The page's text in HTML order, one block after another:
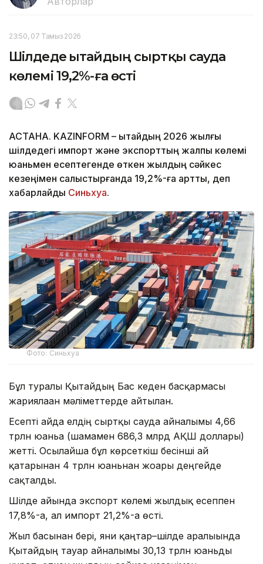
23:50, 07 Тамыз 2026
Шілдеде Қытайдың сыртқы сауда
көлемі 19,2%-ға өсті
АСТАНА. KAZINFORM – Қытайдың 2026 жылғы
шілдедегі импорт және экспорттың жалпы көлемі
юаньмен есептегенде өткен жылдың сәйкес
кезеңімен салыстырғанда 19,2%-ға артты, деп
хабарлайды Синьхуа.
Фото: Синьхуа
Бұл туралы Қытайдың Бас кеден басқармасы
жариялаған мәліметтерде айтылған.
Есепті айда елдің сыртқы сауда айналымы 4,66
трлн юаньға (шамамен 686,3 млрд АҚШ доллары)
жетті. Осылайша бұл көрсеткіш бесінші ай
қатарынан 4 трлн юаньнан жоғары деңгейде
сақталды.
Шілде айында экспорт көлемі жылдық есеппен
17,8%-ға, ал импорт 21,2%-ға өсті.
Жыл басынан бері, яғни қаңтар–шілде аралығында
Қытайдың тауар айналымы 30,13 трлн юаньды